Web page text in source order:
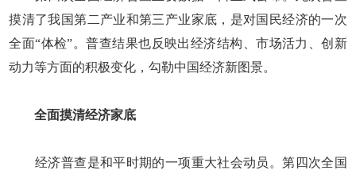
摸清了我国第二产业和第三产业家底，是对国民经济的一次
全面“体检”。普查结果也反映出经济结构、市场活力、创新
动力等方面的积极变化，勾勒中国经济新图景。
全面摸清经济家底
经济普查是和平时期的一项重大社会动员。第四次全国